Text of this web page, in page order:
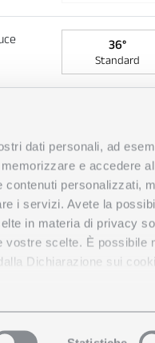
dati personali, ad
e accedere
personalizzati,
i servizi. Avete la
in materia di privacy
vostre scelte. È possibile
Dichiarazione sui
36°
Standard